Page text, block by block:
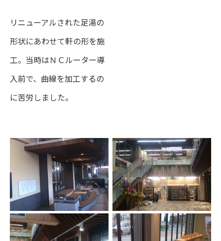
リニューアルされた足湯の
形状にあわせて軒の形を施
工。当時はＮＣルーター導
入前で、曲線を加工するの
に苦労しました。